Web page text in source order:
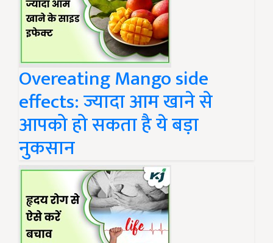
Overeating Mango side
effects: ज्यादा आम खाने से
आपको हो सकता है ये बड़ा
नुकसान